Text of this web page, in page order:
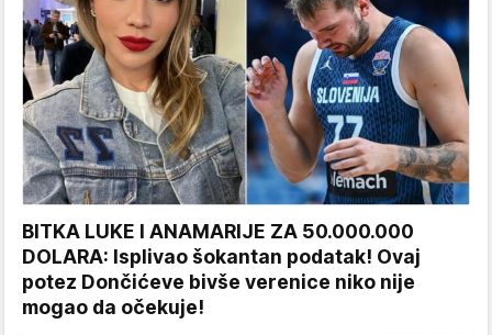
BITKA LUKE I ANAMARIJE ZA 50.000.000
DOLARA: Isplivao šokantan podatak! Ovaj
potez Dončićeve bivše verenice niko nije
mogao da očekuje!